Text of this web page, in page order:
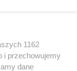
1162
i przechowujemy
dane